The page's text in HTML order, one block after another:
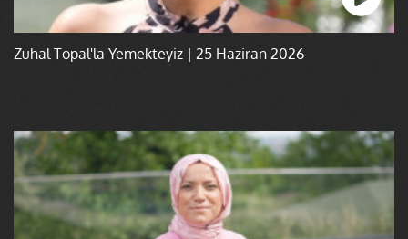
Zuhal Topal'la Yemekteyiz | 25 Haziran 2026